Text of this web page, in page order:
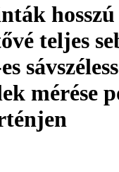
teljes
mérése